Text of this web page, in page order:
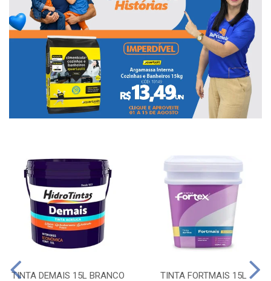
TINTA DEMAIS 15L BRANCO TINTA FORTMAIS 15L